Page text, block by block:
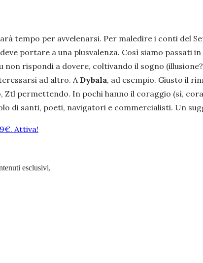
tempo per avvelenarsi. Per maledire i conti del
portare a una plusvalenza. Così siamo passati
non rispondi a dovere, coltivando il sogno
ad altro. A Dybala, ad esempio. Giusto il
Ztl permettendo. In pochi hanno il coraggio (sì,
di santi, poeti, navigatori e commercialisti. Un
Attiva!
esclusivi,